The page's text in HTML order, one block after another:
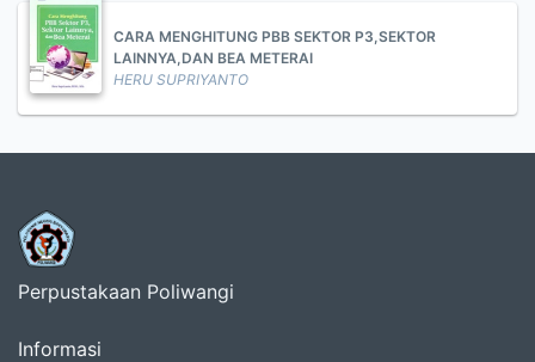
CARA MENGHITUNG PBB SEKTOR P3,SEKTOR
LAINNYA,DAN BEA METERAI
HERU SUPRIYANTO
Perpustakaan Poliwangi
Informasi